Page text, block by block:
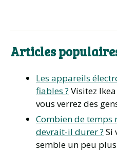
Articles
Les appareils
fiables ? Visitez
vous verrez des
Combien de temps
devrait-il durer ? Si
semble un peu